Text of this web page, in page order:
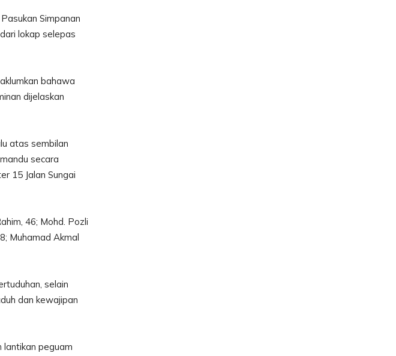
Simpanan
lokap selepas
bahawa
dijelaskan
atas sembilan
secara
15 Jalan Sungai
46; Mohd. Pozli
Muhamad Akmal
selain
dan kewajipan
lantikan peguam